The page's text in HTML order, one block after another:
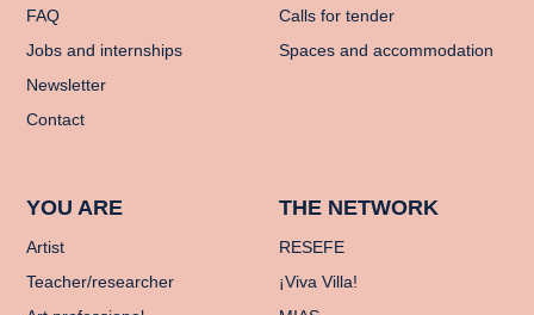
FAQ
Jobs and internships
Newsletter
Contact
Calls for tender
Spaces and accommodation
YOU ARE
Artist
Teacher/researcher
THE NETWORK
RESEFE
¡Viva Villa!